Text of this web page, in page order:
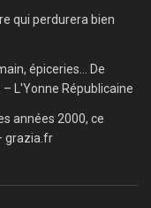
qui perdurera bien
épiceries… De
L'Yonne Républicaine
années 2000, ce
grazia.fr